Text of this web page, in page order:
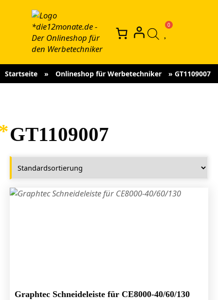
Startseite » Onlineshop für Werbetechniker » GT1109007
GT1109007
Graphtec Schneideleiste für CE8000-40/60/130